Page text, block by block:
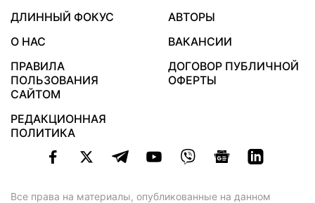
ДЛИННЫЙ ФОКУС
АВТОРЫ
О НАС
ВАКАНСИИ
ПРАВИЛА
ПОЛЬЗОВАНИЯ
САЙТОМ
ДОГОВОР ПУБЛИЧНОЙ
ОФЕРТЫ
РЕДАКЦИОННАЯ
ПОЛИТИКА
Все права на материалы, опубликованные на данном